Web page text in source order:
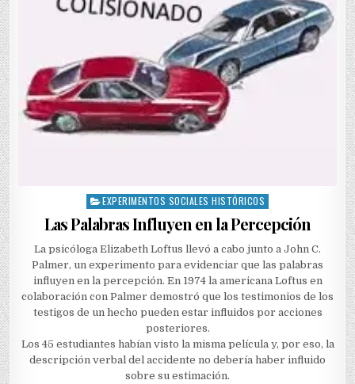
Posted
in
EXPERIMENTOS SOCIALES HISTÓRICOS
Las Palabras Influyen en la Percepción
La psicóloga Elizabeth Loftus llevó a cabo junto a John C.
Palmer, un experimento para evidenciar que las palabras
influyen en la percepción. En 1974 la americana Loftus en
colaboración con Palmer demostró que los testimonios de los
testigos de un hecho pueden estar influidos por acciones
posteriores.
Los 45 estudiantes habían visto la misma película y, por eso, la
descripción verbal del accidente no debería haber influido
sobre su estimación.